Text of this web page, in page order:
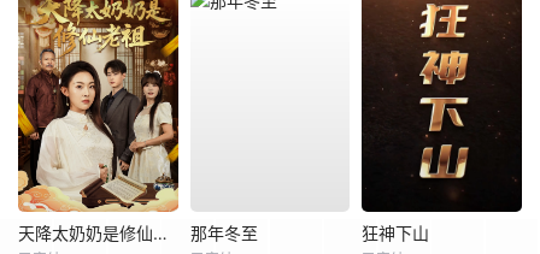
天降太奶奶是修仙老祖 那年冬至 狂神下山